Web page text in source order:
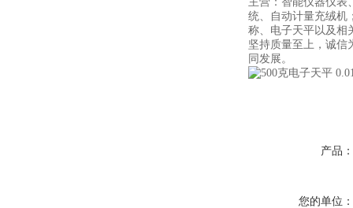
统、自动计量充绒机
称、电子天平以及相
坚持质量至上，诚信
同发展。
产品：
您的单位：